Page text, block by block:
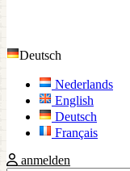
Deutsch
Nederlands
English
Deutsch
Français
anmelden